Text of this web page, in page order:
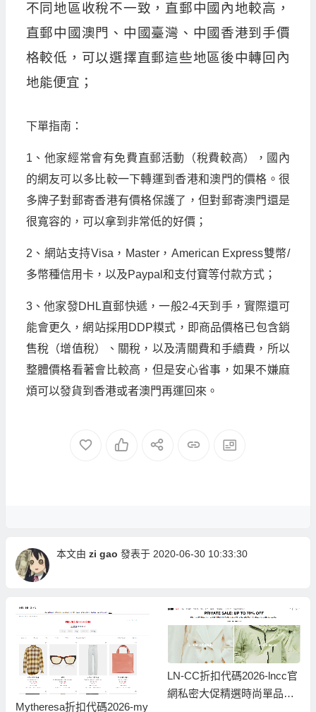
不同地區收稅不一致，直郵中國內地較高，
直郵中國澳門、中國臺灣、中國香港到手價
格較低，可以選擇直郵這些地區後中轉回內
地能便宜；
下單指南：
1、他家經常會有免費直郵活動（稅費較高），國內
的網友可以多比較一下轉運到香港和澳門的價格。很
多牌子對郵寄香港有價格保護了，但對郵寄澳門還是
很寬容的，可以拿到非常低的好價；
2、網站支持Visa，Master，American Express雙幣/
多幣種信用卡，以及Paypal和支付寶等付款方式；
3、他家發DHL直郵快遞，一般2-4天到手，實際還可
能會更久，網站採用DDP糢式，即商品價格已包含銷
售稅（增值稅）、關稅，以及清關費和手續費，所以
整體價格看著會比較高，但是安心省事，如果不嫌麻
煩可以發貨到香港或者澳門再運回來。
本文由 zi gao 發表于 2020-06-30 10:33:30
Mytheresa折扣代碼2026-my
LN-CC折扣代碼2026-lncc官
網私密大促精選時尚單品低